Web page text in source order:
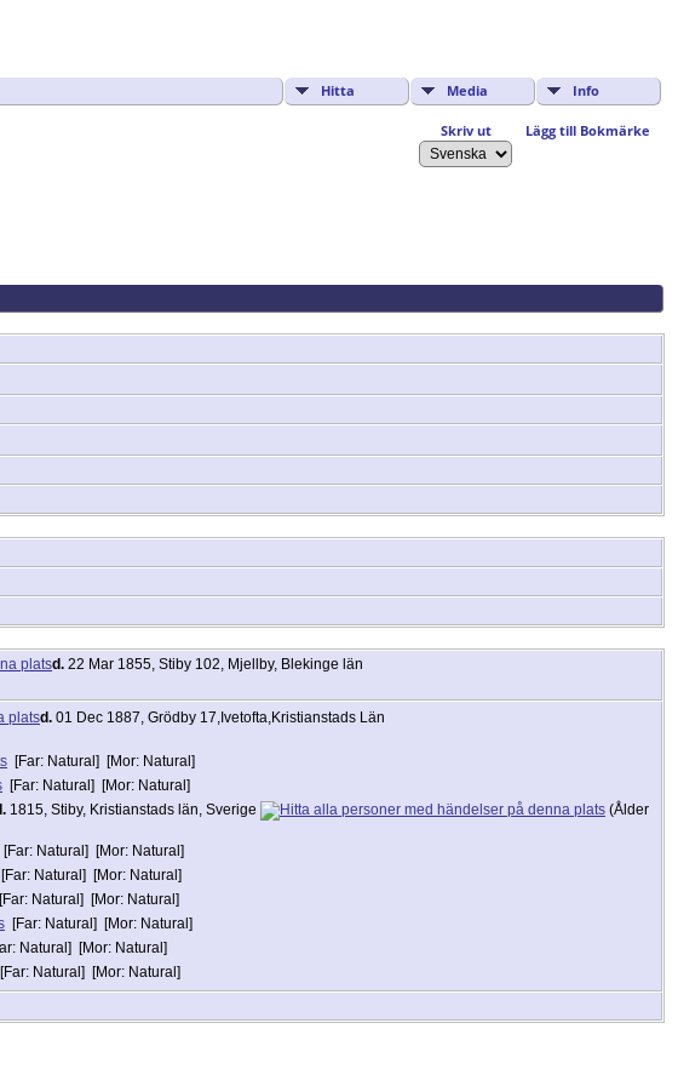
Hitta Media Info
Skriv ut Lägg till Bokmärke
d. 22 Mar 1855, Stiby 102, Mjellby, Blekinge län
d. 01 Dec 1887, Grödby 17,Ivetofta,Kristianstads Län
[Far: Natural] [Mor: Natural]
[Far: Natural] [Mor: Natural]
1815, Stiby, Kristianstads län, Sverige
(Ålder
[Far: Natural] [Mor: Natural]
[Far: Natural] [Mor: Natural]
[Far: Natural] [Mor: Natural]
[Far: Natural] [Mor: Natural]
Natural] [Mor: Natural]
[Far: Natural] [Mor: Natural]